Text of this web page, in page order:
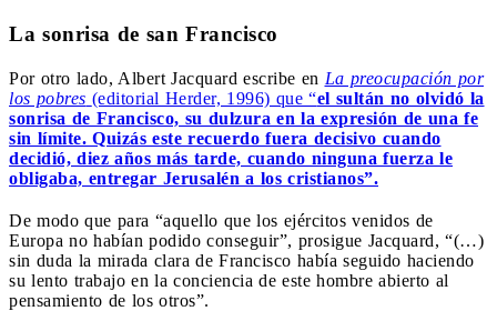
La sonrisa de san Francisco
Por otro lado, Albert Jacquard escribe en La preocupación por
los pobres (editorial Herder, 1996) que “el sultán no olvidó la
sonrisa de Francisco, su dulzura en la expresión de una fe
sin límite. Quizás este recuerdo fuera decisivo cuando
decidió, diez años más tarde, cuando ninguna fuerza le
obligaba, entregar Jerusalén a los cristianos”.
De modo que para “aquello que los ejércitos venidos de
Europa no habían podido conseguir”, prosigue Jacquard, “(…)
sin duda la mirada clara de Francisco había seguido haciendo
su lento trabajo en la conciencia de este hombre abierto al
pensamiento de los otros”.